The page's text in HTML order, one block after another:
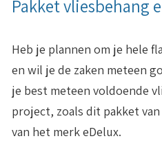
Pakket vliesbehang
Heb je plannen om je hele
en wil je de zaken meteen
je best meteen voldoende
project, zoals dit pakket
van het merk eDelux.